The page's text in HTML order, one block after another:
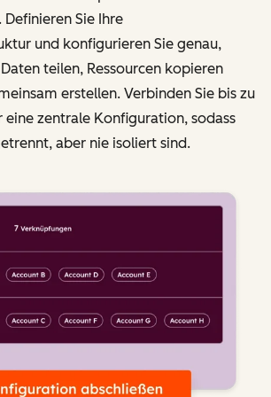
Definieren Sie Ihre
und konfigurieren Sie genau,
teilen, Ressourcen kopieren
erstellen. Verbinden Sie bis zu
eine zentrale Konfiguration, sodass
aber nie isoliert sind.